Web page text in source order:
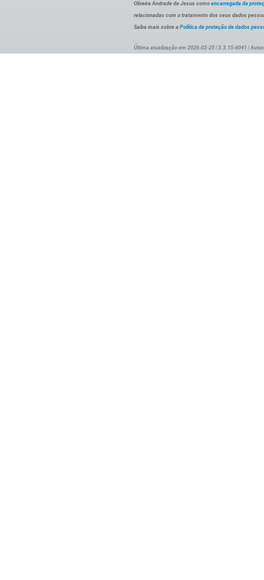
Oliveira Andrade de Jesus como encarregada da
relacionadas com o tratamento dos seus dados
Saiba mais sobre a Política de proteção de dados
Última atualização em 2026-02-25 | 3.3.15-6041 |